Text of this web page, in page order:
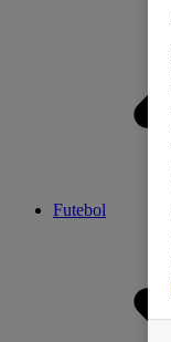
Futebol